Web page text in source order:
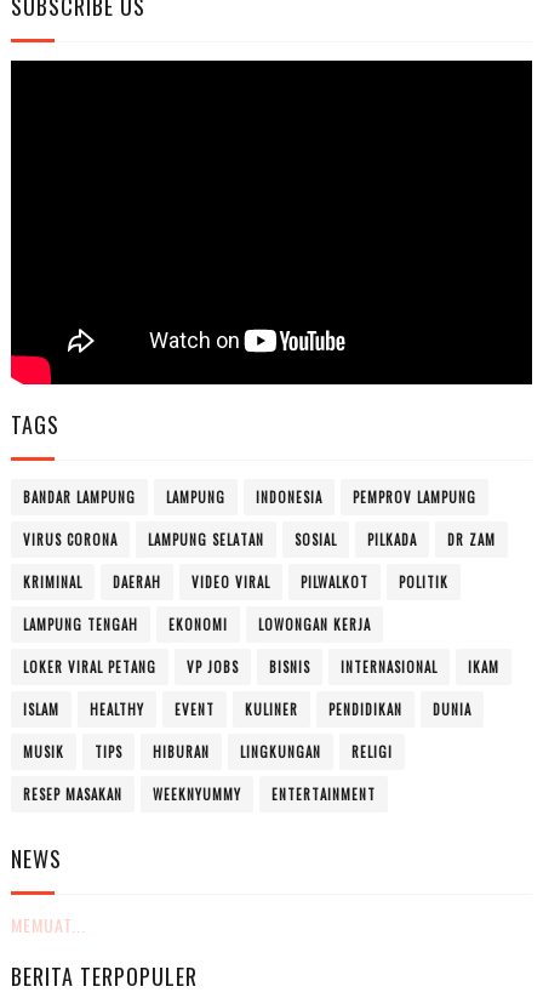
SUBSCRIBE US
TAGS
BANDAR LAMPUNG LAMPUNG INDONESIA PEMPROV LAMPUNG
VIRUS CORONA LAMPUNG SELATAN SOSIAL PILKADA DR ZAM
KRIMINAL DAERAH VIDEO VIRAL PILWALKOT POLITIK
LAMPUNG TENGAH EKONOMI LOWONGAN KERJA
LOKER VIRAL PETANG VP JOBS BISNIS INTERNASIONAL IKAM
ISLAM HEALTHY EVENT KULINER PENDIDIKAN DUNIA
MUSIK TIPS HIBURAN LINGKUNGAN RELIGI
RESEP MASAKAN WEEKNYUMMY ENTERTAINMENT
NEWS
MEMUAT...
BERITA TERPOPULER